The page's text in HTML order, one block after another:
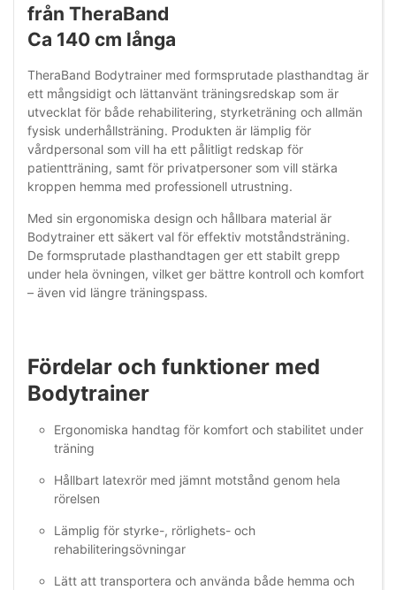
från TheraBand
Ca 140 cm långa
TheraBand Bodytrainer med formsprutade plasthandtag är
ett mångsidigt och lättanvänt träningsredskap som är
utvecklat för både rehabilitering, styrketräning och allmän
fysisk underhållsträning. Produkten är lämplig för
vårdpersonal som vill ha ett pålitligt redskap för
patientträning, samt för privatpersoner som vill stärka
kroppen hemma med professionell utrustning.
Med sin ergonomiska design och hållbara material är
Bodytrainer ett säkert val för effektiv motståndsträning.
De formsprutade plasthandtagen ger ett stabilt grepp
under hela övningen, vilket ger bättre kontroll och komfort
– även vid längre träningspass.
Fördelar och funktioner med
Bodytrainer
Ergonomiska handtag för komfort och stabilitet under
träning
Hållbart latexrör med jämnt motstånd genom hela
rörelsen
Lämplig för styrke-, rörlighets- och
rehabiliteringsövningar
Lätt att transportera och använda både hemma och